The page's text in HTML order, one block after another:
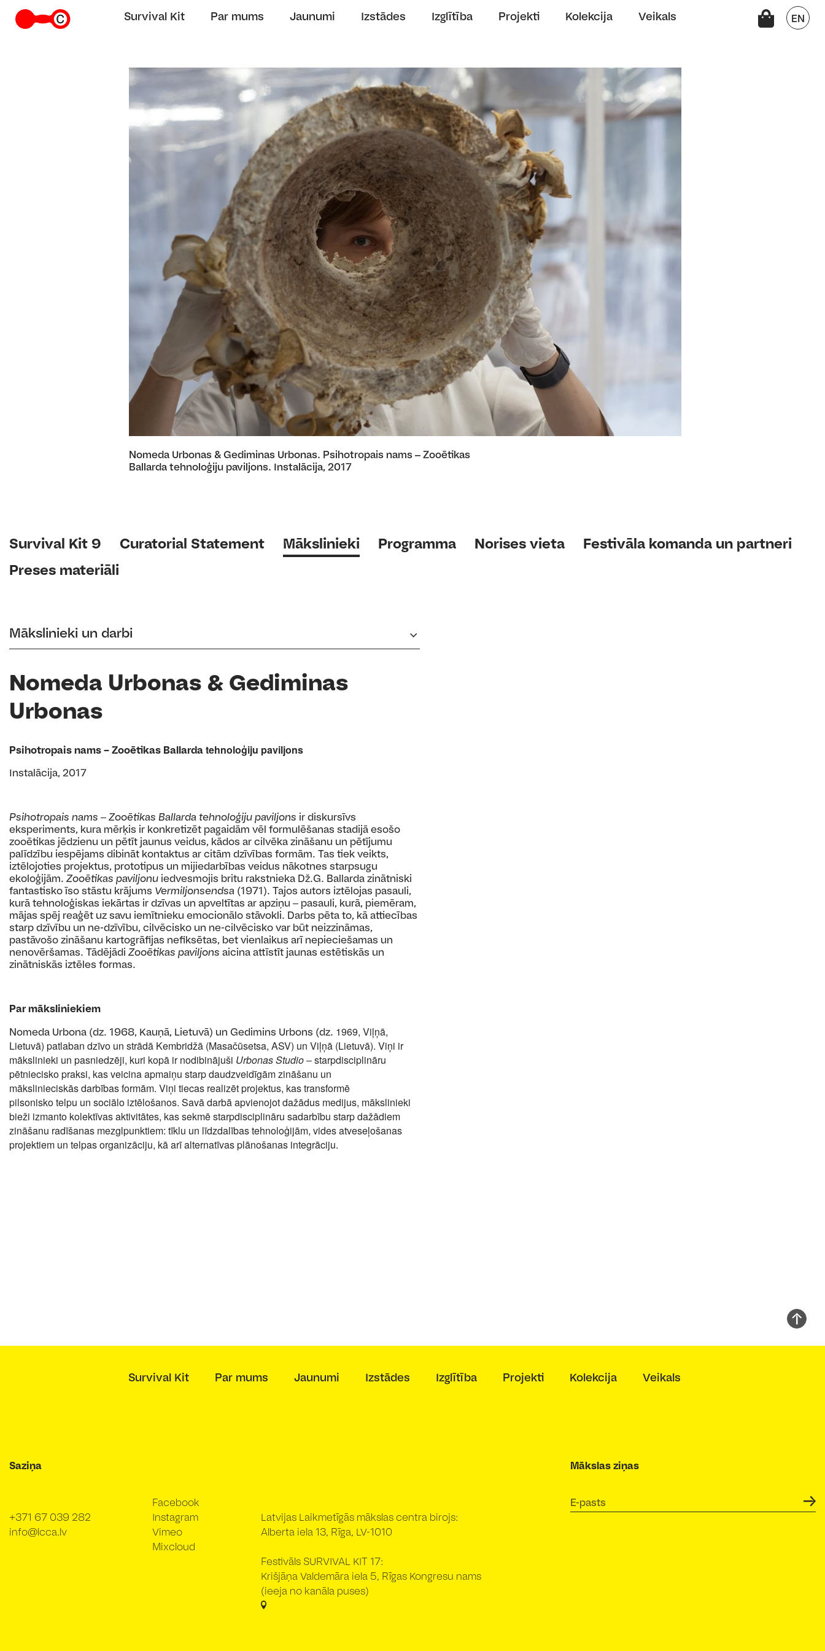
Survival Kit Par mums Jaunumi Izstādes Izglītība Projekti Kolekcija Veikals EN
Nomeda Urbonas & Gediminas Urbonas. Psihotropais nams ‒ Zooētikas
Ballarda tehnoloģiju paviljons. Instalācija, 2017
Survival Kit 9 Curatorial Statement Mākslinieki Programma Norises vieta
Festivāla komanda un partneri
Preses materiāli
Mākslinieki un darbi
Nomeda Urbonas & Gediminas
Urbonas
Psihotropais nams – Zooētikas Ballarda tehnoloģiju paviljons
Instalācija, 2017
Psihotropais nams ‒ Zooētikas Ballarda tehnoloģiju paviljons ir diskursīvs
eksperiments, kura mērķis ir konkretizēt pagaidām vēl formulēšanas stadijā esošo
zooētikas jēdzienu un pētīt jaunus veidus, kādos ar cilvēka zināšanu un pētījumu
palīdzību iespējams dibināt kontaktus ar citām dzīvības formām. Tas tiek veikts,
iztēlojoties projektus, prototipus un mijiedarbības veidus nākotnes starpsugu
ekoloģijām. Zooētikas paviljonu iedvesmojis britu rakstnieka Dž.G. Ballarda zinātniski
fantastisko īso stāstu krājums Vermiljonsendsa (1971). Tajos autors iztēlojas pasauli,
kurā tehnoloģiskas iekārtas ir dzīvas un apveltītas ar apziņu ‒ pasauli, kurā, piemēram,
mājas spēj reaģēt uz savu iemītnieku emocionālo stāvokli. Darbs pēta to, kā attiecības
starp dzīvību un ne-dzīvību, cilvēcisko un ne-cilvēcisko var būt neizzināmas,
pastāvošo zināšanu kartogrāfijas nefiksētas, bet vienlaikus arī nepieciešamas un
nenovēršamas. Tādējādi Zooētikas paviljons aicina attīstīt jaunas estētiskās un
zinātniskās iztēles formas.
Par māksliniekiem
Nomeda Urbona (dz. 1968, Kauņā, Lietuvā) un Gedimins Urbons (dz. 1969, Viļņā,
Lietuvā) patlaban dzīvo un strādā Kembridžā (Masačūsetsa, ASV) un Viļņā (Lietuvā). Viņi ir
mākslinieki un pasniedzēji, kuri kopā ir nodibinājuši Urbonas Studio‒ starpdisciplināru
pētniecisko praksi, kas veicina apmaiņu starp daudzveidīgām zināšanu un
mākslinieciskāsdarbības formām. Viņi tiecas realizēt projektus, kas transformē
pilsoniskotelpu un sociālo iztēlošanos. Savā darbā apvienojot dažādus medijus, mākslinieki
bieži izmanto kolektīvas aktivitātes, kas sekmē starpdisciplināru sadarbību starp dažādiem
zināšanu radīšanas mezglpunktiem: tīklu un līdzdalības tehnoloģijām, vides atveseļošanas
projektiem un telpasorganizāciju, kā arī alternatīvas plānošanas integrāciju.
Survival Kit Par mums Jaunumi Izstādes Izglītība Projekti Kolekcija Veikals
Saziņa
+371 67 039 282
info@lcca.lv
Facebook
Instagram
Vimeo
Mixcloud
Latvijas Laikmetīgās mākslas centra birojs:
Alberta iela 13, Rīga, LV-1010
Festivāls SURVIVAL KIT 17:
Krišjāņa Valdemāra iela 5, Rīgas Kongresu nams
(ieeja no kanāla puses)
Mākslas ziņas